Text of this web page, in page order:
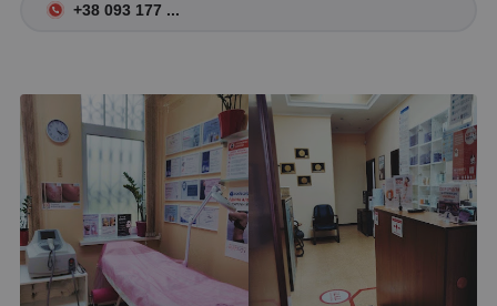
+38 093 177 ...